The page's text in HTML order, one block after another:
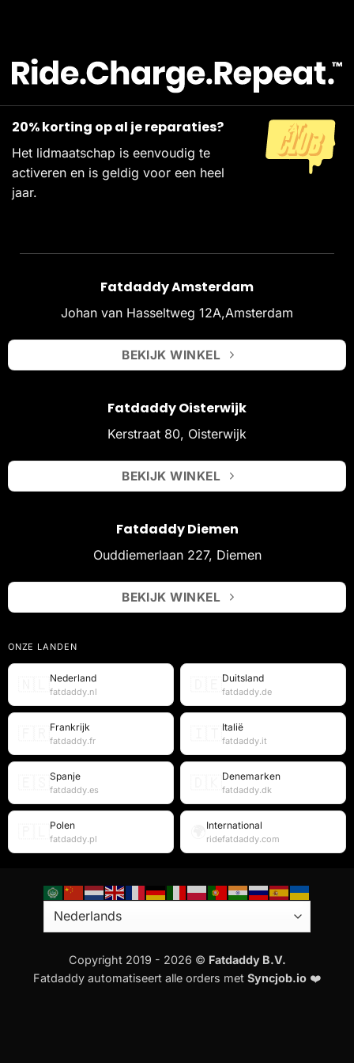
20% korting op al je reparaties?
Het lidmaatschap is eenvoudig te
activeren en is geldig voor een heel
jaar.
Fatdaddy Amsterdam
Johan van Hasseltweg 12A,Amsterdam
BEKIJK WINKEL
Fatdaddy Oisterwijk
Kerstraat 80, Oisterwijk
BEKIJK WINKEL
Fatdaddy Diemen
Ouddiemerlaan 227, Diemen
BEKIJK WINKEL
ONZE LANDEN
Nederland
fatdaddy.nl
Duitsland
fatdaddy.de
Frankrijk
fatdaddy.fr
Italië
fatdaddy.it
Spanje
fatdaddy.es
Denemarken
fatdaddy.dk
Polen
fatdaddy.pl
International
ridefatdaddy.com
Copyright 2019 - 2026 © Fatdaddy B.V.
Fatdaddy automatiseert alle orders met Syncjob.io ❤️